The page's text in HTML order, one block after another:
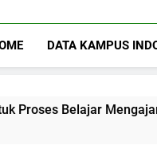
DATA KAMPUS
Mengajar Peran